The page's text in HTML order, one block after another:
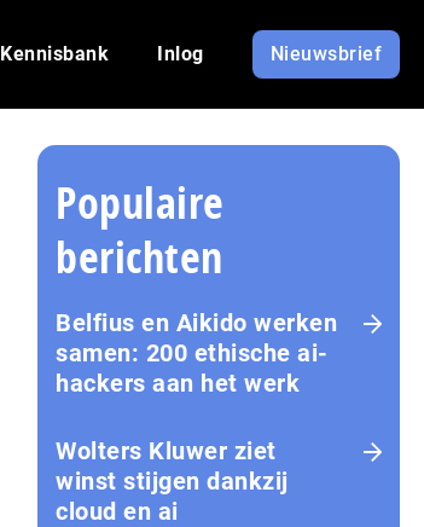
Kennisbank Inlog Nieuwsbrief
Populaire
berichten
Belfius en Aikido werken
samen: 200 ethische ai-
hackers aan het werk
Wolters Kluwer ziet
winst stijgen dankzij
cloud en ai